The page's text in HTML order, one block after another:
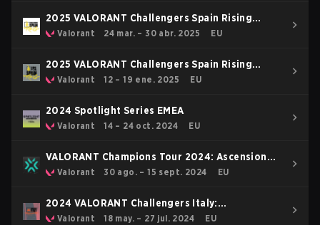
2025 VALORANT Challengers Spain Rising
Stage 2
Valorant 24 mar. – 30 abr. 2025 EU
2025 VALORANT Challengers Spain Rising
Stage 1
Valorant 12 – 19 ene. 2025 EU
2024 Spotlight Series EMEA
Valorant 14 – 24 oct. 2024 EU
VALORANT Champions Tour 2024: Ascension
EMEA
Valorant 30 ago. – 15 sept. 2024 EU
2024 VALORANT Challengers Italy:
Rinascimento Split 2
Valorant 18 may. – 27 jul. 2024 EU